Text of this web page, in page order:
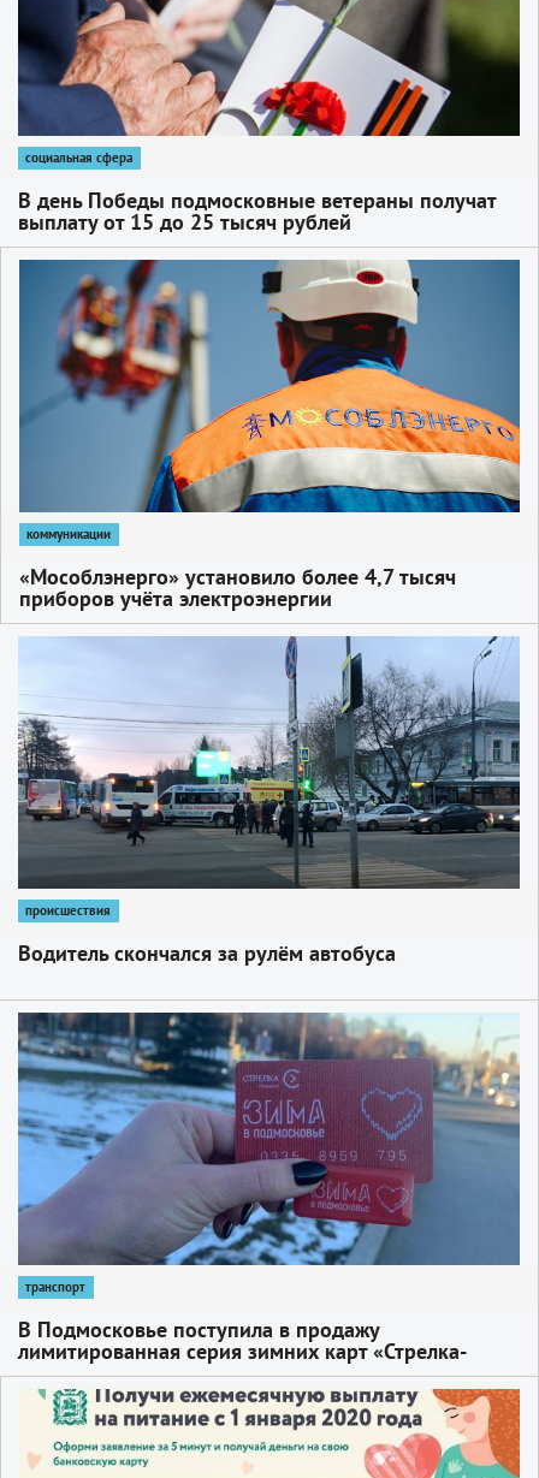
социальная сфера
В день Победы подмосковные ветераны получат
выплату от 15 до 25 тысяч рублей
коммуникации
«Мособлэнерго» установило более 4,7 тысяч
приборов учёта электроэнергии
происшествия
Водитель скончался за рулём автобуса
1
транспорт
В Подмосковье поступила в продажу
лимитированная серия зимних карт «Стрелка-
Тройка»